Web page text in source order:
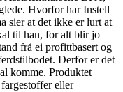
Hvorfor har Instell
sier at det ikke er lurt at
til han, for alt blir jo
frå ei profittbasert og
Derfor er det
komme. Produktet
eller